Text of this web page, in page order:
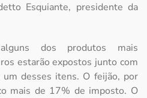
Esquiante, presidente da
dos produtos mais
estarão expostos junto com
desses itens. O feijão, por
mais de 17% de imposto. O